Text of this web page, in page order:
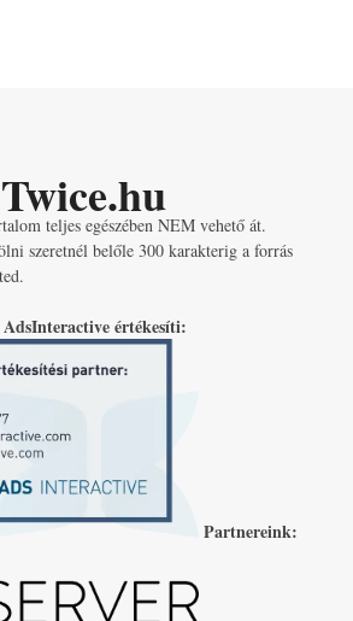
Twice.hu
teljes egészében NEM vehető át.
szeretnél belőle 300 karakterig a forrás
értékesíti:
Partnereink: